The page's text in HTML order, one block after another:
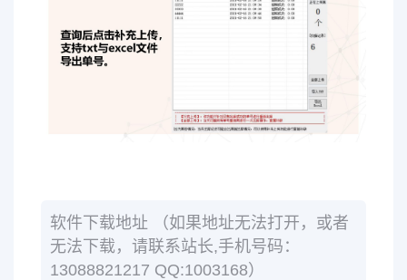
软件下载地址 （如果地址无法打开，或者
无法下载，请联系站长,手机号码：
13088821217 QQ:1003168）